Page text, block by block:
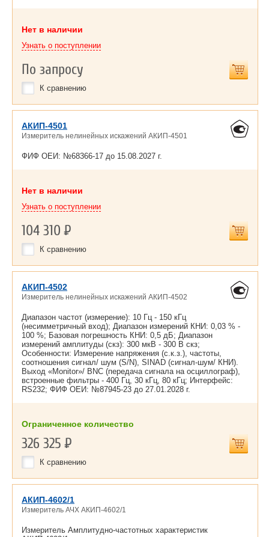
Нет в наличии
Узнать о поступлении
По запросу
К сравнению
АКИП-4501
Измеритель нелинейных искажений АКИП-4501
ФИФ ОЕИ: №68366-17 до 15.08.2027 г.
Нет в наличии
Узнать о поступлении
104 310Р
К сравнению
АКИП-4502
Измеритель нелинейных искажений АКИП-4502
Диапазон частот (измерение): 10 Гц - 150 кГц
(несимметричный вход); Диапазон измерений КНИ: 0,03 % -
100 %; Базовая погрешность КНИ: 0,5 дБ; Диапазон
измерений амплитуды (скз): 300 мкВ - 300 В скз;
Особенности: Измерение напряжения (с.к.з.), частоты,
соотношения сигнал/ шум (S/N), SINAD (сигнал-шум/ КНИ).
Выход «Monitor»/ BNC (передача сигнала на осциллограф),
встроенные фильтры - 400 Гц, 30 кГц, 80 кГц; Интерфейс:
RS232; ФИФ ОЕИ: №87945-23 до 27.01.2028 г.
Ограниченное количество
326 325Р
К сравнению
АКИП-4602/1
Измеритель АЧХ АКИП-4602/1
Измеритель Амплитудно-частотных характеристик